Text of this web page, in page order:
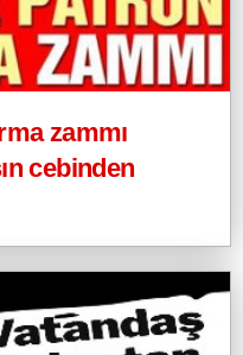
zammı
cebinden